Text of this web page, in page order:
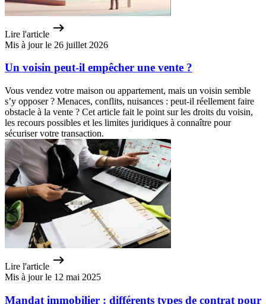
Lire l'article
Mis à jour le 26 juillet 2026
Un voisin peut-il empêcher une vente ?
Vous vendez votre maison ou appartement, mais un voisin semble
s’y opposer ? Menaces, conflits, nuisances : peut-il réellement faire
obstacle à la vente ? Cet article fait le point sur les droits du voisin,
les recours possibles et les limites juridiques à connaître pour
sécuriser votre transaction.
Lire l'article
Mis à jour le 12 mai 2025
Mandat immobilier : différents types de contrat pour